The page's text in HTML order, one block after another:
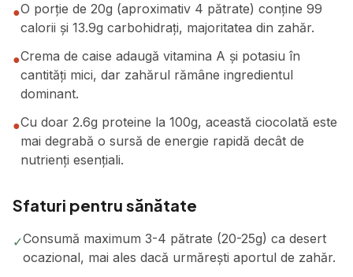
●O porție de 20g (aproximativ 4 pătrate) conține 99
calorii și 13.9g carbohidrați, majoritatea din zahăr.
●Crema de caise adaugă vitamina A și potasiu în
cantități mici, dar zahărul rămâne ingredientul
dominant.
●Cu doar 2.6g proteine la 100g, această ciocolată este
mai degrabă o sursă de energie rapidă decât de
nutrienți esențiali.
Sfaturi pentru sănătate
✓Consumă maximum 3-4 pătrate (20-25g) ca desert
ocazional, mai ales dacă urmărești aportul de zahăr.